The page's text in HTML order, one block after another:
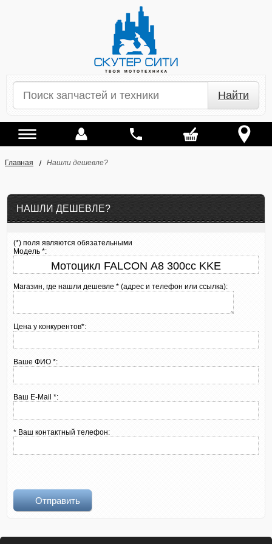
Найти
Главная Нашли дешевле?
НАШЛИ ДЕШЕВЛЕ?
(*) поля являются обязательными
Модель *:
Магазин, где нашли дешевле * (адрес и телефон или ссылка):
Цена у конкурентов*:
Ваше ФИО *:
Ваш E-Mail *:
* Ваш контактный телефон:
Отправить